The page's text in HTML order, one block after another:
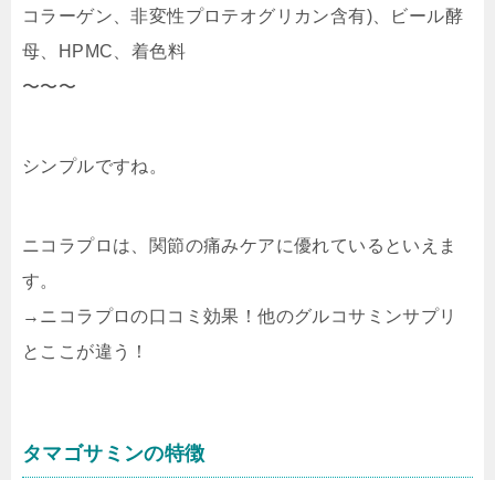
コラーゲン、非変性プロテオグリカン含有)、ビール酵
母、HPMC、着色料
〜〜〜
シンプルですね。
ニコラプロは、関節の痛みケアに優れているといえま
す。
→ニコラプロの口コミ効果！他のグルコサミンサプリ
とここが違う！
タマゴサミンの特徴